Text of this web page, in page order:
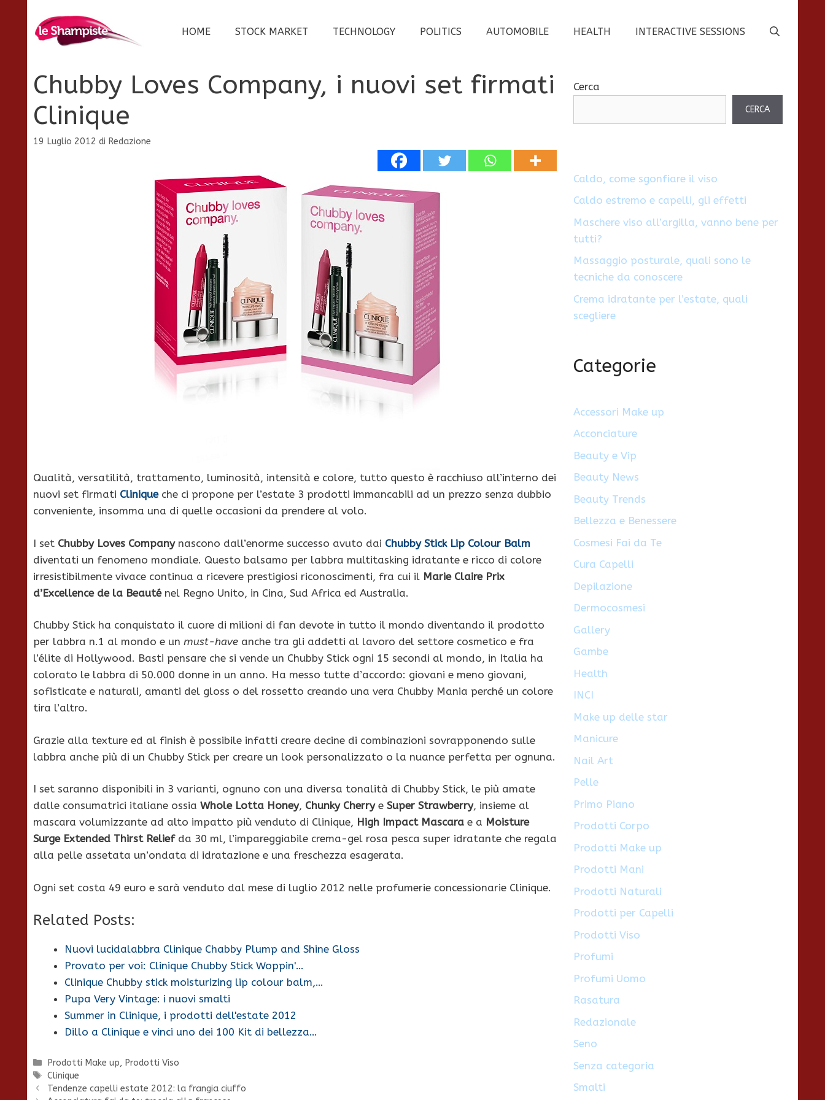
contenuto
HOME STOCK MARKET TECHNOLOGY POLITICS AUTOMOBILE HEALTH INTERACTIVE SESSIONS
Chubby Loves Company, i nuovi set firmati
Clinique
19 Luglio 2012 di Redazione
Qualità, versatilità, trattamento, luminosità, intensità e colore, tutto questo è racchiuso all’interno dei
nuovi set firmati Cliniqueche ci propone per l’estate 3 prodotti immancabili ad un prezzo senza dubbio
conveniente, insomma una di quelle occasioni da prendere al volo.
I set Chubby Loves Companynascono dall’enorme successo avuto dai Chubby Stick Lip Colour Balm
diventati un fenomeno mondiale. Questo balsamo per labbra multitasking idratante e ricco di colore
irresistibilmente vivace continua a ricevere prestigiosi riconoscimenti, fra cui il Marie Claire Prix
d’Excellence de la Beauténel Regno Unito, in Cina, Sud Africa ed Australia.
Chubby Stick ha conquistato il cuore di milioni di fan devote in tutto il mondo diventando il prodotto
per labbra n.1 al mondo e un must-have anche tra gli addetti al lavoro del settore cosmetico e fra
l’élite di Hollywood. Basti pensare che si vende un Chubby Stick ogni 15 secondi al mondo, in Italia ha
colorato le labbra di 50.000 donne in un anno. Ha messo tutte d’accordo: giovani e meno giovani,
sofisticate e naturali, amanti del gloss o del rossetto creando una vera Chubby Mania perché un colore
tira l’altro.
Grazie alla texture ed al finish è possibile infatti creare decine di combinazioni sovrapponendo sulle
labbra anche più di un Chubby Stick per creare un look personalizzato o la nuance perfetta per ognuna.
I set saranno disponibili in 3 varianti, ognuno con una diversa tonalità di Chubby Stick, le più amate
dalle consumatrici italiane ossia Whole Lotta Honey, Chunky Cherrye Super Strawberry, insieme al
mascara volumizzante ad alto impatto più venduto di Clinique, High Impact Mascara e a Moisture
Surge Extended Thirst Reliefda 30 ml, l’impareggiabile crema-gel rosa pesca super idratante che regala
alla pelle assetata un’ondata di idratazione e una freschezza esagerata.
Ogni set costa 49 euro e sarà venduto dal mese di luglio 2012 nelle profumerie concessionarie Clinique.
Related Posts:
Nuovi lucidalabbra Clinique Chabby Plump and Shine Gloss
Provato per voi: Clinique Chubby Stick Woppin'…
Clinique Chubby stick moisturizing lip colour balm,…
Pupa Very Vintage: i nuovi smalti
Summer in Clinique, i prodotti dell'estate 2012
Dillo a Clinique e vinci uno dei 100 Kit di bellezza…
Categorie
Prodotti Make up, Prodotti Viso
Tag
Clinique
Tendenze capelli estate 2012: la frangia ciuffo
Cerca
CERCA
Caldo, come sgonfiare il viso
Caldo estremo e capelli, gli effetti
Maschere viso all’argilla, vanno bene per
tutti?
Massaggio posturale, quali sono le
tecniche da conoscere
Crema idratante per l’estate, quali
scegliere
Categorie
Accessori Make up
Acconciature
Beauty e Vip
Beauty News
Beauty Trends
Bellezza e Benessere
Cosmesi Fai da Te
Cura Capelli
Depilazione
Dermocosmesi
Gallery
Gambe
Health
INCI
Make up delle star
Manicure
Nail Art
Pelle
Primo Piano
Prodotti Corpo
Prodotti Make up
Prodotti Mani
Prodotti Naturali
Prodotti per Capelli
Prodotti Viso
Profumi
Profumi Uomo
Rasatura
Redazionale
Seno
Senza categoria
Smalti